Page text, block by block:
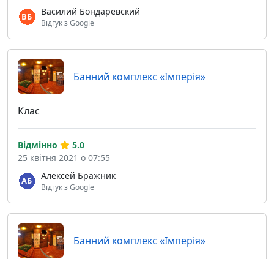
Василий Бондаревский
Відгук з Google
Банний комплекс «Імперія»
Клас
Алексей Бражник
Відгук з Google
Відмінно
5.0
25 квітня 2021 о 07:55
Банний комплекс «Імперія»